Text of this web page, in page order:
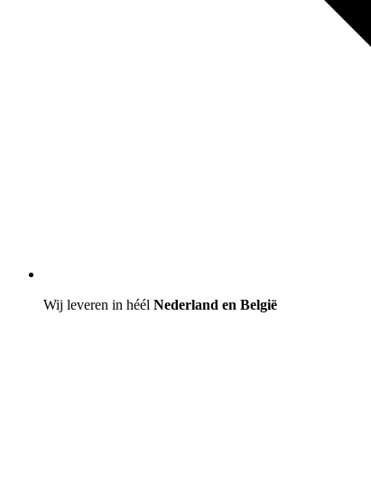
Wij leveren in héél Nederland en België